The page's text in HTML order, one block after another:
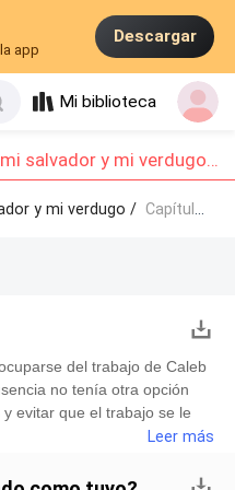
app
Descargar
Mi biblioteca
Todos los capítulos de Entre mi salvador y mi verdugo: Capítulo 1 - Capítulo 10
y mi verdugo / Capítulo 1 - Capítulo 10
del trabajo de Caleb
no tenía otra opción
evitar que el trabajo se le
enojado con él, no podía
que revisaba para
Leer más